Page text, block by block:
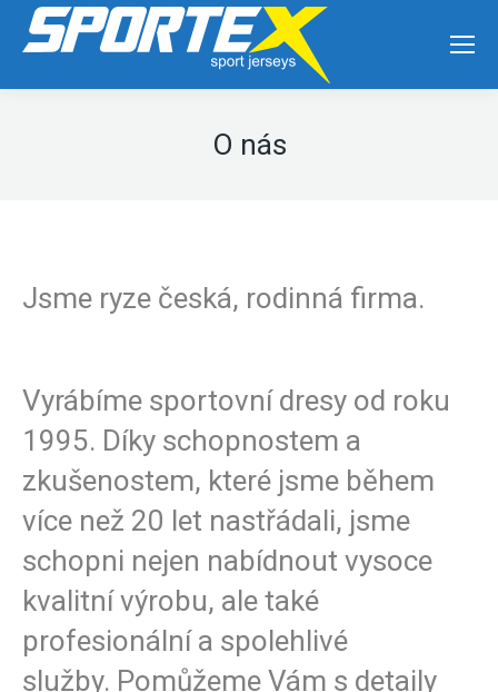
O nás
Jsme ryze česká, rodinná firma.
Vyrábíme sportovní dresy od roku
1995. Díky schopnostem a
zkušenostem, které jsme během
více než 20 let nastřádali, jsme
schopni nejen nabídnout vysoce
kvalitní výrobu, ale také
profesionální a spolehlivé
služby. Pomůžeme Vám s detaily